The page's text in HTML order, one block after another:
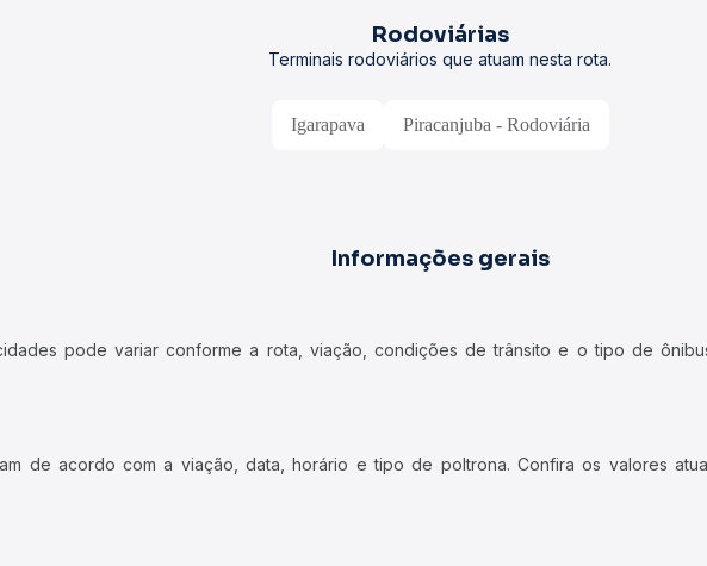
Rodoviárias
Terminais rodoviários que atuam nesta rota.
Igarapava Piracanjuba - Rodoviária
Informações gerais
pode variar conforme a rota, viação, condições de trânsito e o tipo de
de acordo com a viação, data, horário e tipo de poltrona. Confira os valores